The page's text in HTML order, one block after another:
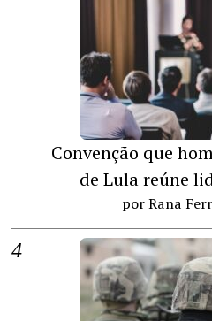
Convenção que
de Lula reúne
por Rana